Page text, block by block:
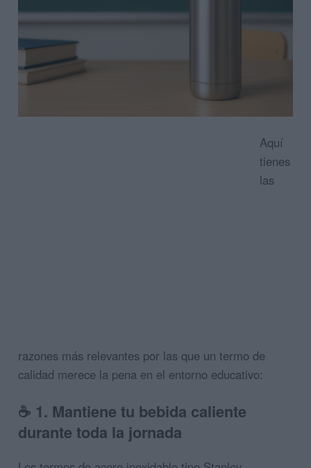
Aquí
tienes
las
razones más relevantes por las que un termo de
calidad merece la pena en el entorno educativo:
☕ 1. Mantiene tu bebida caliente
durante toda la jornada